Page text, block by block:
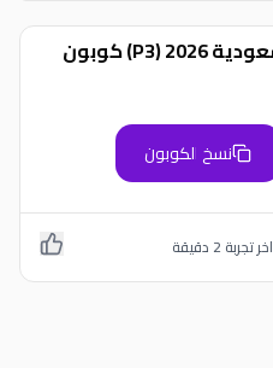
كود خصم بان هوم السعودية 2026 (P3) كوبون
نسخ الكوبون
اخر تجربة 2 دقيقة